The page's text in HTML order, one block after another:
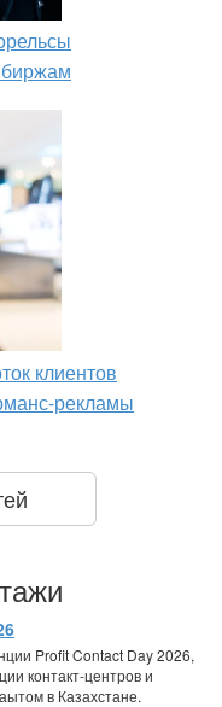
клиентов
рекламы
Profit Contact Day 2026,
контакт-центров и
в Казахстане.